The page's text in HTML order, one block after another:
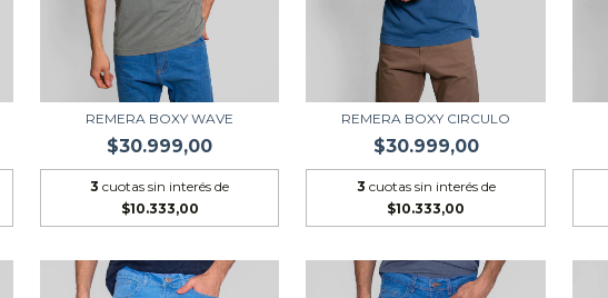
REMERA BOXY WAVE
$30.999,00
3 cuotas sin interés de
$10.333,00
REMERA BOXY CIRCULO
$30.999,00
3 cuotas sin interés de
$10.333,00